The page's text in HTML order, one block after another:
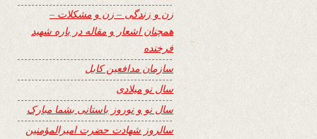
زن و زندگی – زن و مشکلات –
همچنان اشعار و مقاله در باره شهید
فرخنده
سازمان مدافعین کابل
سال نو میلادی
سال نو و نوروز باستانی بشما مبارک
سالروز شهادت حضرت امیرالمؤمنین